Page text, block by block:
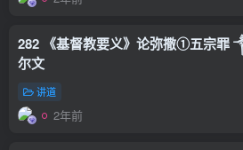
282 《基督教要义》论弥撒①五宗罪
尔文
讲道
2年前